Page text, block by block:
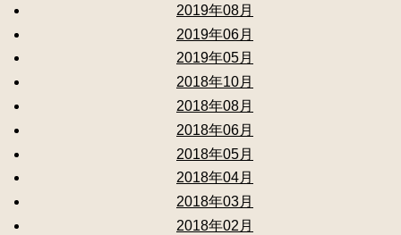
2019年08月
2019年06月
2019年05月
2018年10月
2018年08月
2018年06月
2018年05月
2018年04月
2018年03月
2018年02月